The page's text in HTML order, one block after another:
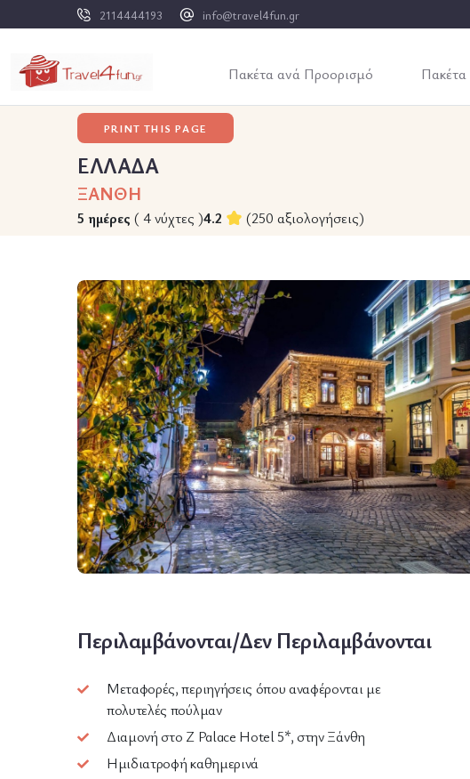
2114444193 info@travel4fun.gr
Πακέτα ανά Προορισμό
PRINT THIS PAGE
ΕΛΛΑΔΑ
ΞΑΝΘΗ
5 ημέρες ( 4 νύχτες )4.2 (250 αξιολογήσεις)
Wildlife
Περιλαμβάνονται/Δεν Περιλαμβάνονται
Μεταφορές, περιηγήσεις όπου αναφέρονται με
πολυτελές πούλμαν
Διαμονή στο Ζ Palace Hotel 5*, στην Ξάνθη
Ημιδιατροφή καθημερινά